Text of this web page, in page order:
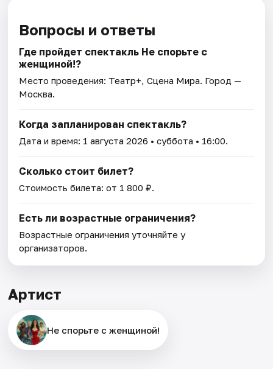
Вопросы и ответы
Где пройдет спектакль Не спорьте с
женщиной!?
Место проведения: Театр+, Сцена Мира. Город —
Москва.
Когда запланирован спектакль?
Дата и время: 1 августа 2026 • суббота • 16:00.
Сколько стоит билет?
Стоимость билета: от 1 800 ₽.
Есть ли возрастные ограничения?
Возрастные ограничения уточняйте у
организаторов.
Артист
Не спорьте с женщиной!